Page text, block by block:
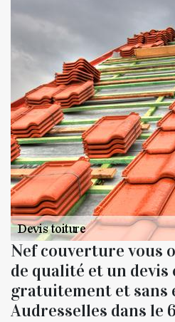
Nef couverture vous
de qualité et un
gratuitement et sans
Audresselles dans le